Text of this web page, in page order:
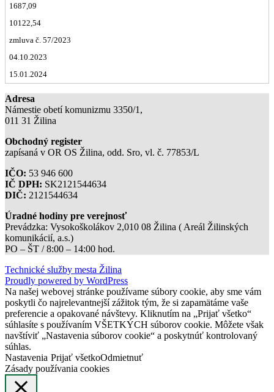
1687,09
10122,54
zmluva č. 57/2023
04.10.2023
15.01.2024
Adresa
Námestie obetí komunizmu 3350/1,
011 31 Žilina
Obchodný register
zapísaná v OR OS Žilina, odd. Sro, vl. č. 77853/L
IČO: 53 946 600
IČ DPH: SK2121544634
DIČ: 2121544634
Úradné hodiny pre verejnosť
Prevádzka: Vysokoškolákov 2,010 08 Žilina ( Areál Žilinských
komunikácií, a.s.)
PO – ŠT / 8:00 – 14:00 hod.
Technické služby mesta Žilina
Proudly powered by WordPress
Na našej webovej stránke používame súbory cookie, aby sme vám
poskytli čo najrelevantnejší zážitok tým, že si zapamätáme vaše
preferencie a opakované návštevy. Kliknutím na „Prijať všetko“
súhlasíte s používaním VŠETKÝCH súborov cookie. Môžete však
navštíviť „Nastavenia súborov cookie“ a poskytnúť kontrolovaný
súhlas.
Nastavenia Prijať všetkoOdmietnuť
Zásady používania cookies